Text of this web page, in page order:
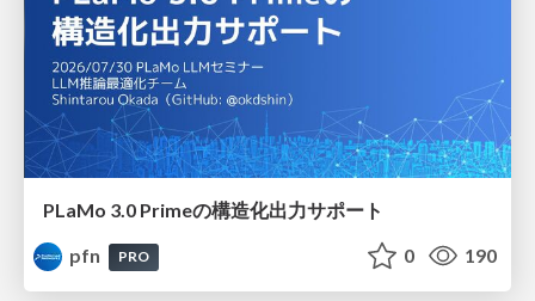
PLaMo 3.0 Primeの構造化出力サポート
pfn
PRO 0 190